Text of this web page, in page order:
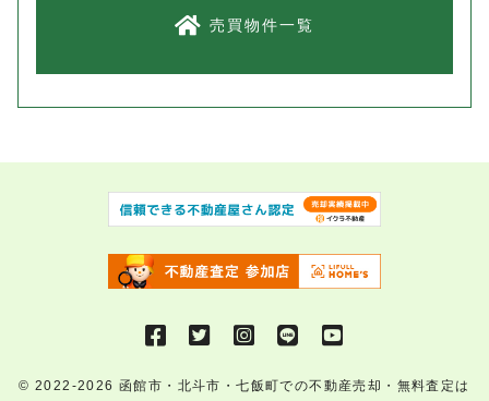
売買物件一覧
© 2022-2026函館市・北斗市・七飯町での不動産売却・無料査定は